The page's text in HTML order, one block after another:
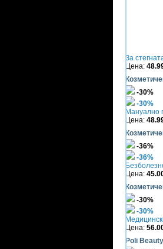
За
Цена:
-30%
-30%
Мануално
Цена:
-36%
-36%
Цена:
-30%
-30%
Цена:
Poli